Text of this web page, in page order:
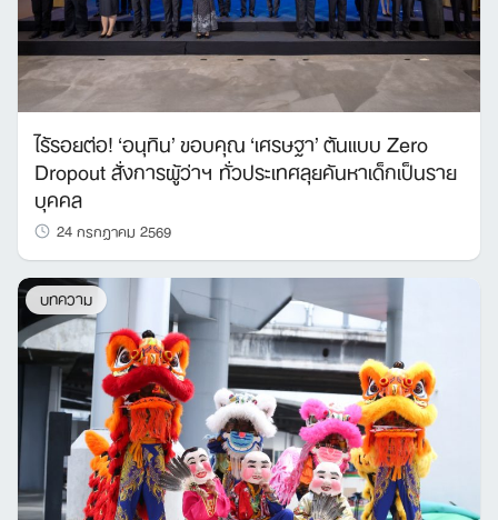
ไร้รอยต่อ! ‘อนุทิน’ ขอบคุณ ‘เศรษฐา’ ต้นแบบ Zero
Dropout สั่งการผู้ว่าฯ ทั่วประเทศลุยค้นหาเด็กเป็นราย
บุคคล
24 กรกฎาคม 2569
บทความ